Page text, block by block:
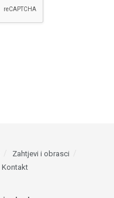
Zahtjevi i obrasci
Kontakt